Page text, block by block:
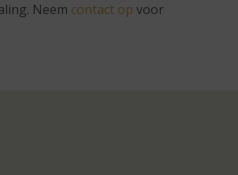
Neem contact op voor